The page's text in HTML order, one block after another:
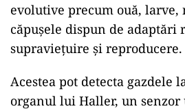
evolutive precum ouă,
căpușele dispun de
supraviețuire și reproducere.
Acestea pot detecta gazdele
organul lui Haller, un